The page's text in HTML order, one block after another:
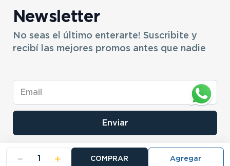
＋
－ COMPRAR
Newsletter
No seas el último enterarte! Suscribite y
recibí las mejores promos antes que nadie
Enviar